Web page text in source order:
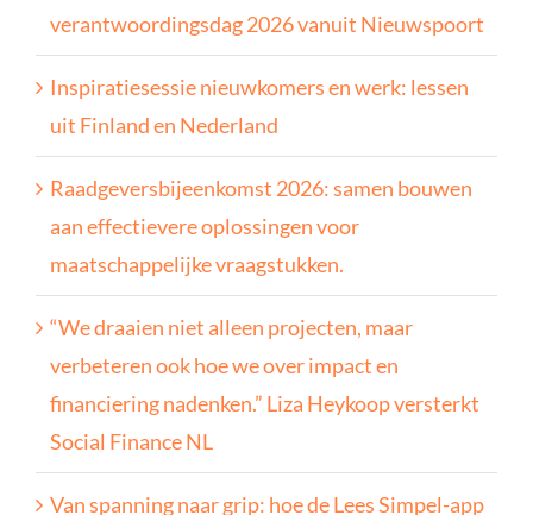
verantwoordingsdag 2026 vanuit Nieuwspoort
Inspiratiesessie nieuwkomers en werk: lessen
uit Finland en Nederland
Raadgeversbijeenkomst 2026: samen bouwen
aan effectievere oplossingen voor
maatschappelijke vraagstukken.
“We draaien niet alleen projecten, maar
verbeteren ook hoe we over impact en
financiering nadenken.” Liza Heykoop versterkt
Social Finance NL
Van spanning naar grip: hoe de Lees Simpel-app